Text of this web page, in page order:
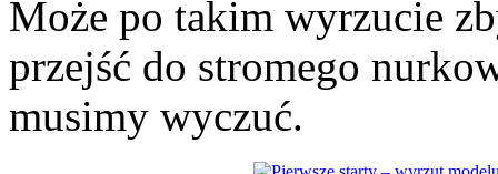
Może po takim wyrzucie
przejść do stromego
musimy wyczuć.